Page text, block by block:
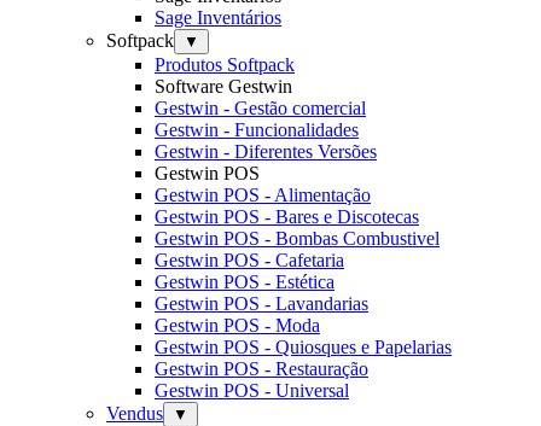
Sage Inventários
Softpack
▼
Produtos Softpack
Software Gestwin
Gestwin - Gestão comercial
Gestwin - Funcionalidades
Gestwin - Diferentes Versões
Gestwin POS
Gestwin POS - Alimentação
Gestwin POS - Bares e Discotecas
Gestwin POS - Bombas Combustivel
Gestwin POS - Cafetaria
Gestwin POS - Estética
Gestwin POS - Lavandarias
Gestwin POS - Moda
Gestwin POS - Quiosques e Papelarias
Gestwin POS - Restauração
Gestwin POS - Universal
Vendus
▼